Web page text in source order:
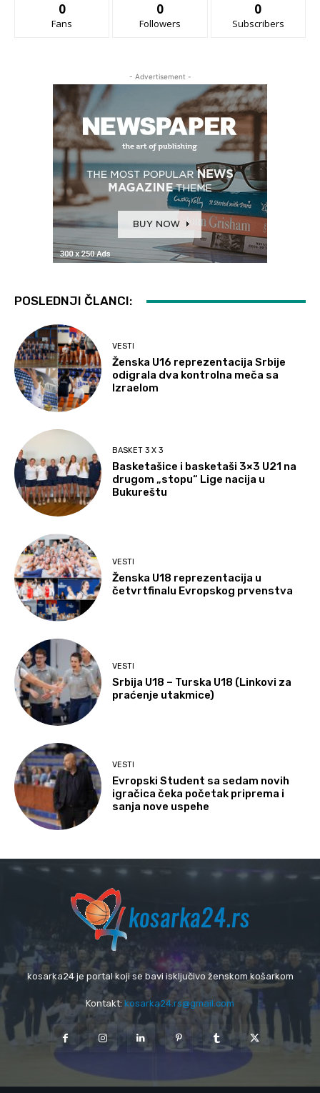
0
Fans
0
Followers
0
Subscribers
- Advertisement -
POSLEDNJI ČLANCI:
VESTI
Ženska U16 reprezentacija Srbije
odigrala dva kontrolna meča sa
Izraelom
BASKET 3 X 3
Basketašice i basketaši 3×3 U21 na
drugom „stopu“ Lige nacija u
Bukureštu
VESTI
Ženska U18 reprezentacija u
četvrtfinalu Evropskog prvenstva
VESTI
Srbija U18 – Turska U18 (Linkovi za
praćenje utakmice)
VESTI
Evropski Student sa sedam novih
igračica čeka početak priprema i
sanja nove uspehe
kosarka24 je portal koji se bavi isključivo ženskom košarkom
Kontakt: kosarka24.rs@gmail.com